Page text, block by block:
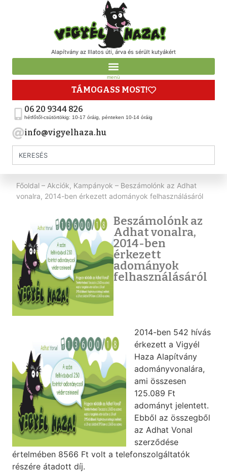
Alapítvány az Illatos úti, árva és sérült kutyákért
menü
TÁMOGASS MOST!
06 20 9344 826
hétfőtől-csütörtökig: 10-17 óráig, pénteken 10-14 óráig
info@vigyelhaza.hu
Főoldal – Akciók, Kampányok – Beszámolónk az Adhat
vonalra, 2014-ben érkezett adományok felhasználásáról
Beszámolónk az
Adhat vonalra,
2014-ben
érkezett
adományok
felhasználásáról
2014-ben 542 hívás
érkezett a Vigyél
Haza Alapítvány
adományvonalára,
ami összesen
125.089 Ft
adományt jelentett.
Ebből az összegből
az Adhat Vonal
szerződése
értelmében 8566 Ft volt a telefonszolgáltatók
részére átadott díj.